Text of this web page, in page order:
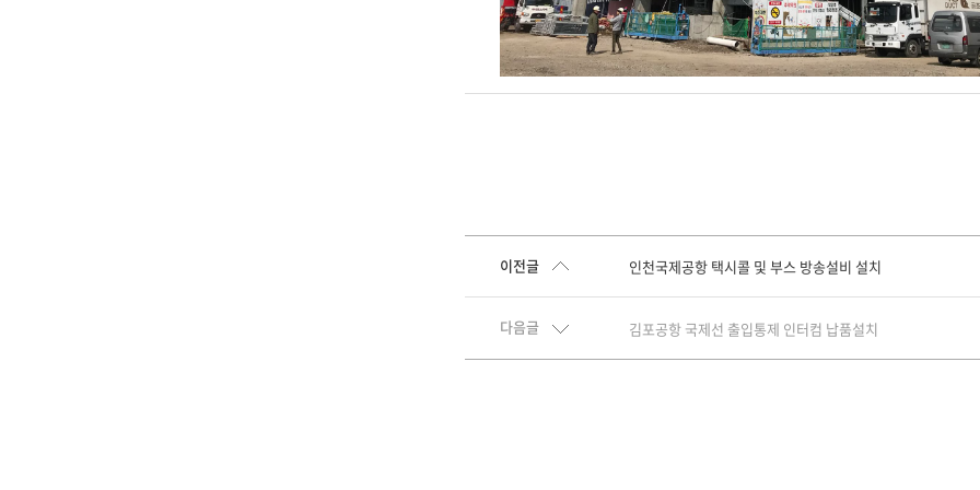
이전글 인천국제공항 택시콜 및 부스 방송설비 설치
다음글 김포공항 국제선 출입통제 인터컴 납품설치